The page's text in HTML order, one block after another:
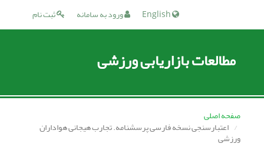
ثبت نام ورود به سامانه
مطالعات بازاریابی ورزشی
صفحه اصلی
اعتبارسنجی نسخه فارسی پرسشنامه. تجارب هیجانی هواداران
ورزشی